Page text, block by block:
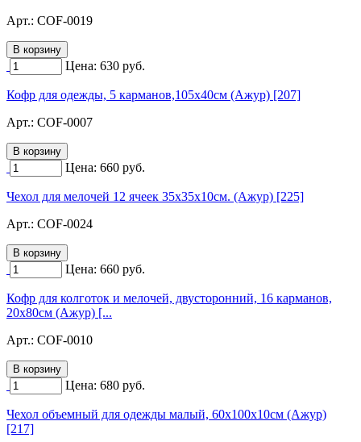
Арт.: COF-0019
Цена: 630 руб.
Кофр для одежды, 5 карманов,105х40см (Ажур) [207]
Арт.: COF-0007
Цена: 660 руб.
Чехол для мелочей 12 ячеек 35х35х10см. (Ажур) [225]
Арт.: COF-0024
Цена: 660 руб.
Кофр для колготок и мелочей, двусторонний, 16 карманов,
20х80см (Ажур) [...
Арт.: COF-0010
Цена: 680 руб.
Чехол объемный для одежды малый, 60х100х10см (Ажур)
[217]